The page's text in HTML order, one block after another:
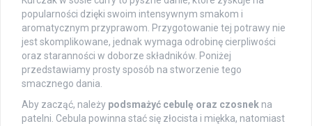
popularności dzięki swoim intensywnym smakom i
aromatycznym przyprawom. Przygotowanie tej potrawy nie
jest skomplikowane, jednak wymaga odrobinę cierpliwości
oraz staranności w doborze składników. Poniżej
przedstawiamy prosty sposób na stworzenie tego
smacznego dania.
Aby zacząć, należy podsmażyć cebulę oraz czosnek na
patelni. Cebula powinna stać się złocista i miękka, natomiast